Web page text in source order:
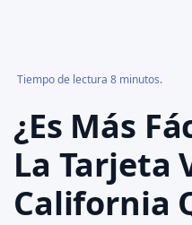
Tiempo de lectura 8 minutos.
¿Es Más
La Tarjeta
California